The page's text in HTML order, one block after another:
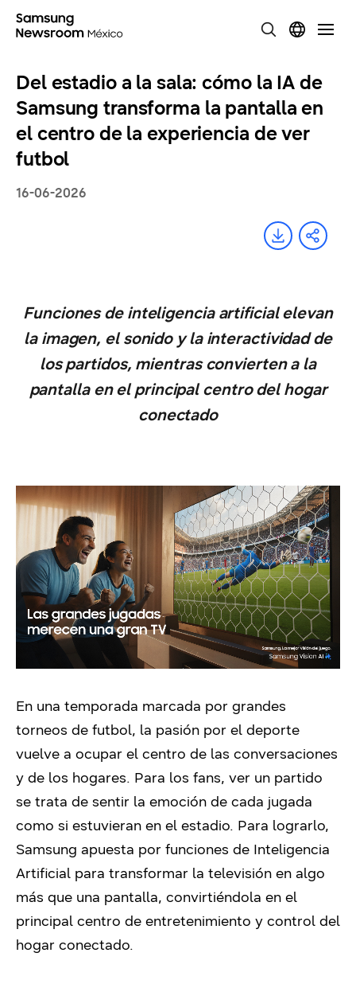
Del estadio a la sala: cómo la IA de
Samsung transforma la pantalla en
el centro de la experiencia de ver
futbol
16-06-2026
Funciones de inteligencia artificial elevan
la imagen, el sonido y la interactividad de
los partidos, mientras convierten a la
pantalla en el principal centro del hogar
conectado
En una temporada marcada por grandes
torneos de futbol, la pasión por el deporte
vuelve a ocupar el centro de las conversaciones
y de los hogares. Para los fans, ver un partido
se trata de sentir la emoción de cada jugada
como si estuvieran en el estadio. Para lograrlo,
Samsung apuesta por funciones de Inteligencia
Artificial para transformar la televisión en algo
más que una pantalla, convirtiéndola en el
principal centro de entretenimiento y control del
hogar conectado.